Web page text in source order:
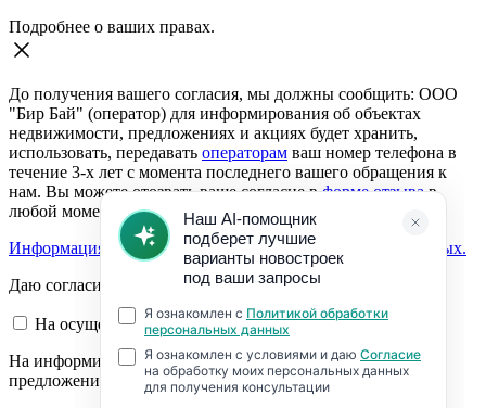
Подробнее о ваших правах.
До получения вашего согласия, мы должны сообщить: ООО
"Бир Бай" (оператор) для информирования об объектах
недвижимости, предложениях и акциях будет хранить,
использовать, передавать операторам ваш номер телефона в
течение 3-х лет с момента последнего вашего обращения к
нам. Вы можете отозвать ваше согласие вформе отзывав
любой момент.
Информация о согласии на обработку персональных данных.
Даю согласие:
На осуществление обратной связи
На информирование об объектах недвижимости,
предложениях и акциях